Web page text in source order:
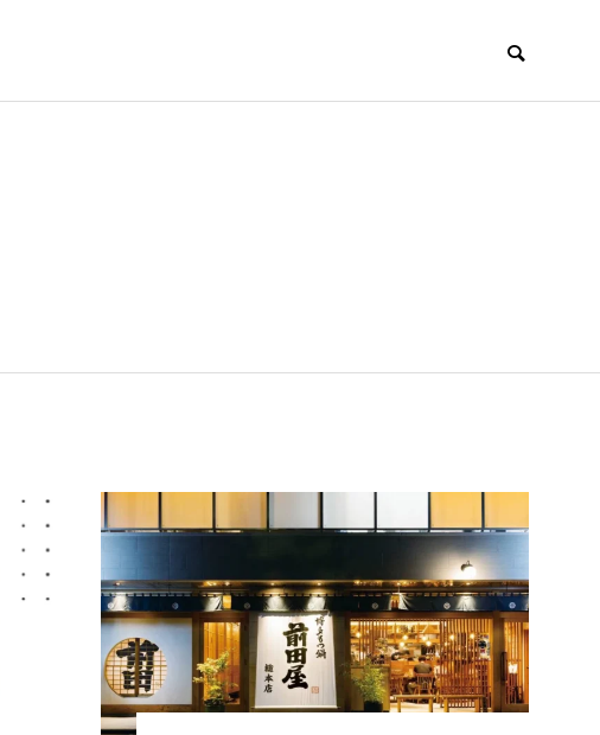
【2026年グルメトレンド】旨辛ブ
ーム本格化！ナッコプセ・チュク
ミなど本場系グルメが人気上昇
2026.08.06
ROD MARKETING｜
援【マーケティング・
イン】サービスのご案
2026.08.01